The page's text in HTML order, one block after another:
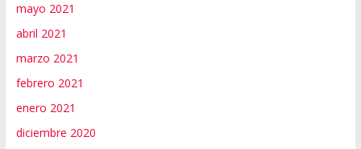
mayo 2021
abril 2021
marzo 2021
febrero 2021
enero 2021
diciembre 2020